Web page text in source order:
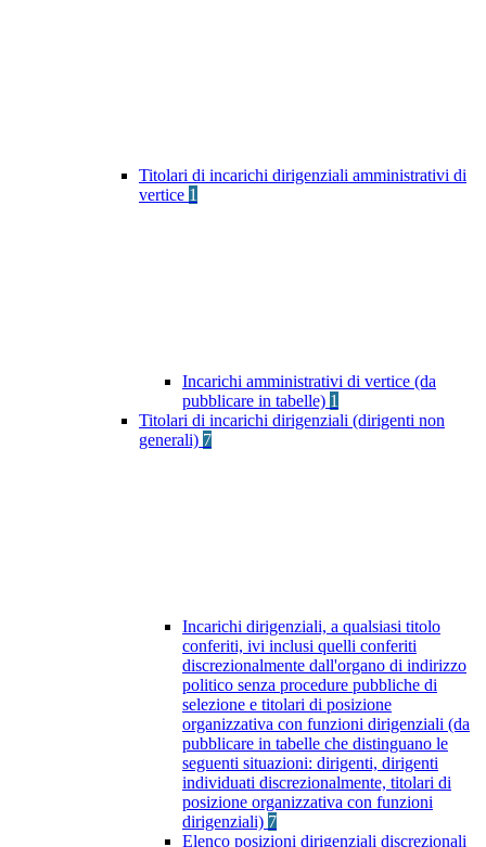
Titolari di incarichi dirigenziali amministrativi di
vertice 1
Incarichi amministrativi di vertice (da
pubblicare in tabelle) 1
Titolari di incarichi dirigenziali (dirigenti non
generali) 7
Incarichi dirigenziali, a qualsiasi titolo
conferiti, ivi inclusi quelli conferiti
discrezionalmente dall'organo di indirizzo
politico senza procedure pubbliche di
selezione e titolari di posizione
organizzativa con funzioni dirigenziali (da
pubblicare in tabelle che distinguano le
seguenti situazioni: dirigenti, dirigenti
individuati discrezionalmente, titolari di
posizione organizzativa con funzioni
dirigenziali) 7
Elenco posizioni dirigenziali discrezionali